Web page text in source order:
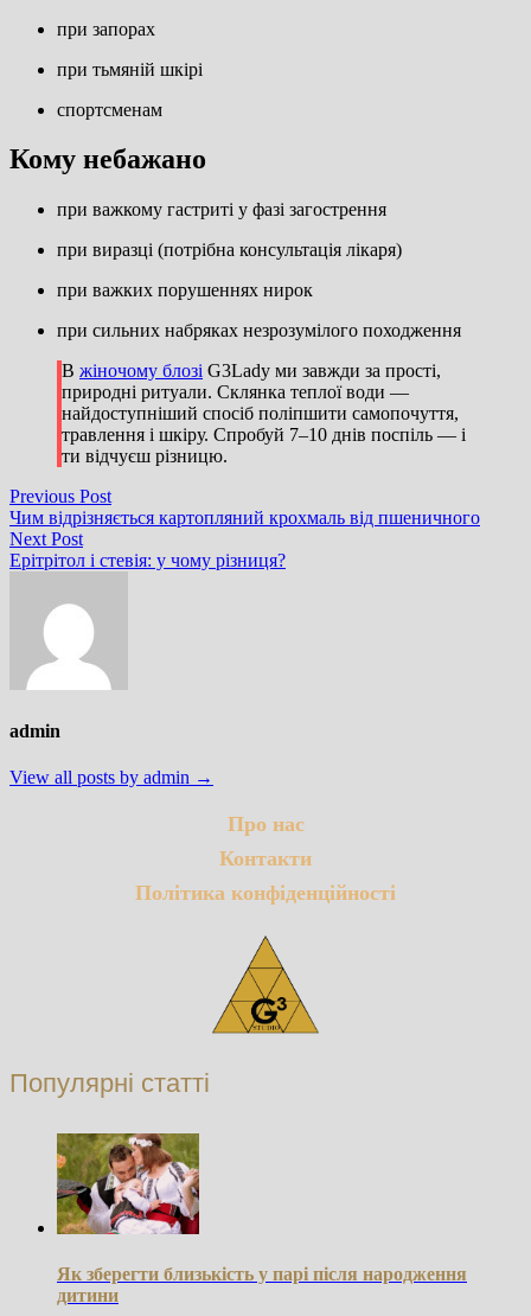
при запорах
при тьмяній шкірі
спортсменам
Кому небажано
при важкому гастриті у фазі загострення
при виразці (потрібна консультація лікаря)
при важких порушеннях нирок
при сильних набряках незрозумілого походження
В жіночому блозі G3Lady ми завжди за прості,
природні ритуали. Склянка теплої води —
найдоступніший спосіб поліпшити самопочуття,
травлення і шкіру. Спробуй 7–10 днів поспіль — і
ти відчуєш різницю.
Навігація
записів
Previous PostPrevious
post:
Чим відрізняється картопляний крохмаль від пшеничного
Next PostNext
post:
Ерітрітол і стевія: у чому різниця?
admin
View all posts by admin →
Про нас
Контакти
Політика конфіденційності
Популярні статті
Як зберегти близькість у парі після народження
дитини